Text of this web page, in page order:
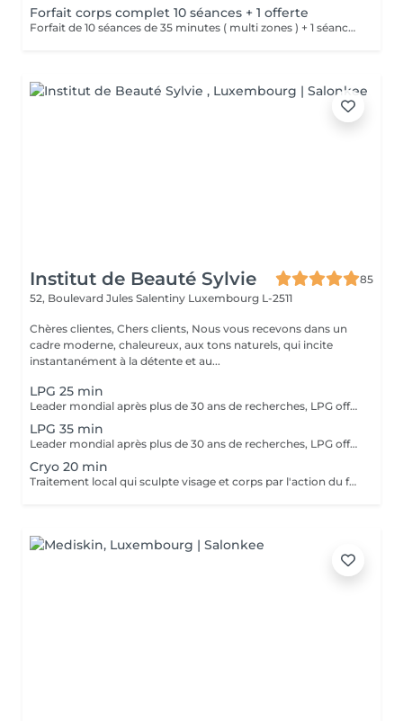
Forfait corps complet 10 séances + 1 offerte
Forfait de 10 séances de 35 minutes ( multi zones ) + 1 séance offerte.
Institut de Beauté Sylvie
85
52, Boulevard Jules Salentiny Luxembourg L-2511
Chères clientes, Chers clients, Nous vous recevons dans un
cadre moderne, chaleureux, aux tons naturels, qui incite
instantanément à la détente et au...
LPG 25 min
Leader mondial après plus de 30 ans de recherches, LPG offre un procédé 100% naturel pour relancer l'activité cellulaire endormie au coeur de notre peau. C'est une technique indolore et agréable, qui permet de déstocker les graisses résistantes, de raffermir la peau et de lisser l'aspect peau d'orange.
LPG 35 min
Leader mondial après plus de 30 ans de recherches, LPG offre un procédé 100% naturel pour relancer l'activité cellulaire endormie au coeur de notre peau. C'est une technique indolore et agréable, qui permet de déstocker les graisses résistantes, de raffermir la peau et de lisser l'aspect peau d'orange.
Cryo 20 min
Traitement local qui sculpte visage et corps par l'action du froid allant jusqu'à -10 degrés, avec effets immédiats et durables. Pour le corps, élimination de la cellulite localisée, diminution graisseuses, drainage, tonification et raffermissement musculaire, remodelage et amincissement. Pour le visage, effet anti-âge grâce au raffermissement des tissus, à la réduction des rides et à l'effacement du double menton.